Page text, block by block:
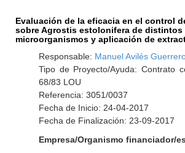
Evaluación de la eficacia en el control
sobre Agrostis estolonifera de distintos
microorganismos y aplicación de
Responsable: Manuel Avilés
Tipo de Proyecto/Ayuda: Contrato
68/83 LOU
Referencia: 3051/0037
Fecha de Inicio: 24-04-2017
Fecha de Finalización: 23-09-2017
Empresa/Organismo financiador/